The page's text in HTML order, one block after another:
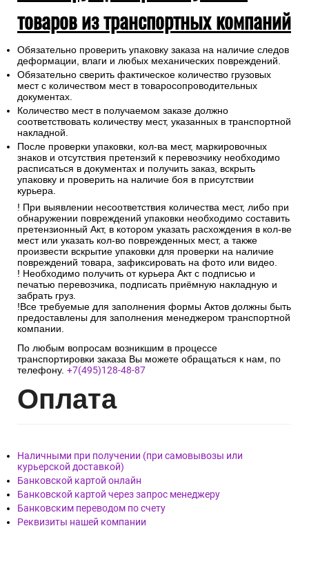
товаров из транспортных компаний
Обязательно проверить упаковку заказа на наличие следов
деформации, влаги и любых механических повреждений.
Обязательно сверить фактическое количество грузовых
мест с количеством мест в товаросопроводительных
документах.
Количество мест в получаемом заказе должно
соответствовать количеству мест, указанных в транспортной
накладной.
После проверки упаковки, кол-ва мест, маркировочных
знаков и отсутствия претензий к перевозчику необходимо
расписаться в документах и получить заказ, вскрыть
упаковку и проверить на наличие боя в присутствии
курьера.
! При выявлении несоответствия количества мест, либо при
обнаружении повреждений упаковки необходимо составить
претензионный Акт, в котором указать расхождения в кол-ве
мест или указать кол-во поврежденных мест, а также
произвести вскрытие упаковки для проверки на наличие
повреждений товара, зафиксировать на фото или видео.
! Необходимо получить от курьера Акт с подписью и
печатью перевозчика, подписать приёмную накладную и
забрать груз.
!Все требуемые для заполнения формы Актов должны быть
предоставлены для заполнения менеджером транспортной
компании.
По любым вопросам возникшим в процессе
транспортировки заказа Вы можете обращаться к нам, по
телефону. +7(495)128-48-87
Оплата
Наличными при получении (при самовывозы или
курьерской доставкой)
Банковской картой онлайн
Банковской картой через запрос менеджеру
Банковским переводом по счету
Реквизиты нашей компании